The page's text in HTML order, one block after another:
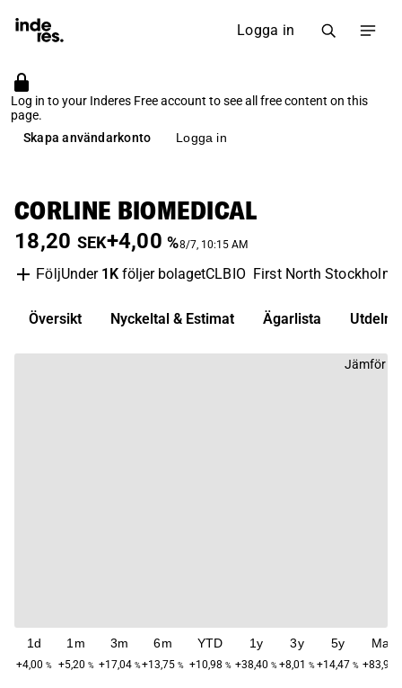
Logga in
Log in to your Inderes Free account to see all free content on this
page.
Skapa användarkonto
Logga in
CORLINE BIOMEDICAL
18,20 SEK+4,00 %8/7, 10:15 AM
FöljUnder 1K följer bolagetCLBIO First North Stockholm
Översikt Nyckeltal & Estimat Ägarlista
Jämför
1d
+4,00 %
1m
+5,20 %
3m
+17,04 %
6m
+13,75 %
YTD
+10,98 %
1y
+38,40 %
3y
+8,01 %
5y
+14,47 %
Max
+83,99